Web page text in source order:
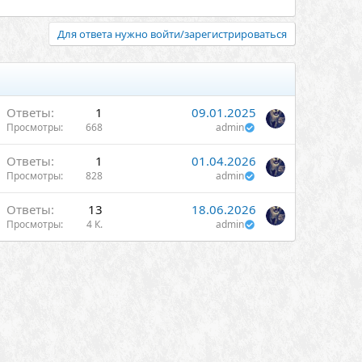
Для ответа нужно войти/зарегистрироваться
Ответы 1
Просмотры 668
09.01.2025
admin
Ответы 1
Просмотры 828
01.04.2026
admin
Ответы 13
Просмотры 4 К.
18.06.2026
admin